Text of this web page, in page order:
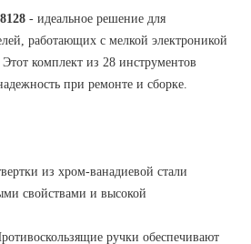
- идеальное решение для
работающих с мелкой электроникой
комплект из 28 инструментов
при ремонте и сборке.
из хром-ванадиевой стали
свойствами и высокой
ручки обеспечивают